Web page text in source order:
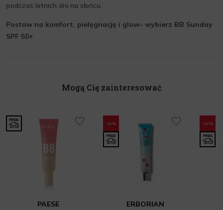
podczas letnich dni na słońcu.
Postaw na komfort, pielęgnację i glow– wybierz BB Sunday
SPF 50+
Mogą Cię zainteresować
PAESE
-12%
ERBORIAN
-12%